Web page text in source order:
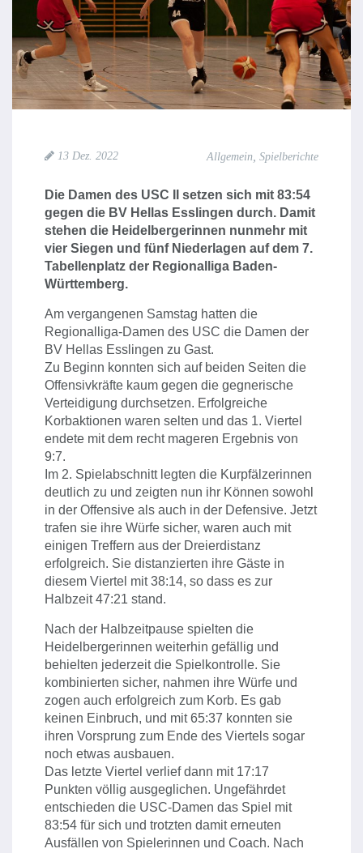
13 Dez. 2022 Allgemein Spielberichte
Die Damen des USC II setzen sich mit 83:54
gegen die BV Hellas Esslingen durch. Damit
stehen die Heidelbergerinnen nunmehr mit
vier Siegen und fünf Niederlagen auf dem 7.
Tabellenplatz der Regionalliga Baden-
Württemberg.
Am vergangenen Samstag hatten die
Regionalliga-Damen des USC die Damen der
BV Hellas Esslingen zu Gast.
Zu Beginn konnten sich auf beiden Seiten die
Offensivkräfte kaum gegen die gegnerische
Verteidigung durchsetzen. Erfolgreiche
Korbaktionen waren selten und das 1. Viertel
endete mit dem recht mageren Ergebnis von
9:7.
Im 2. Spielabschnitt legten die Kurpfälzerinnen
deutlich zu und zeigten nun ihr Können sowohl
in der Offensive als auch in der Defensive. Jetzt
trafen sie ihre Würfe sicher, waren auch mit
einigen Treffern aus der Dreierdistanz
erfolgreich. Sie distanzierten ihre Gäste in
diesem Viertel mit 38:14, so dass es zur
Halbzeit 47:21 stand.
Nach der Halbzeitpause spielten die
Heidelbergerinnen weiterhin gefällig und
behielten jederzeit die Spielkontrolle. Sie
kombinierten sicher, nahmen ihre Würfe und
zogen auch erfolgreich zum Korb. Es gab
keinen Einbruch, und mit 65:37 konnten sie
ihren Vorsprung zum Ende des Viertels sogar
noch etwas ausbauen.
Das letzte Viertel verlief dann mit 17:17
Punkten völlig ausgeglichen. Ungefährdet
entschieden die USC-Damen das Spiel mit
83:54 für sich und trotzten damit erneuten
Ausfällen von Spielerinnen und Coach. Nach